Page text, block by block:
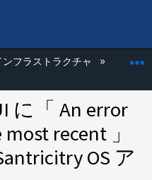
開/折りたたむ
フラストラクチャ
に「 An error
recent 」
OS ア